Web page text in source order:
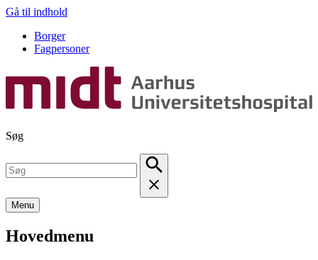
Gå til indhold
Borger
Fagpersoner
Søg
Menu
Hovedmenu